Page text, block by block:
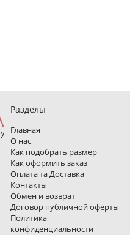
Разделы
Главная
О нас
Как подобрать размер
Как оформить заказ
Оплата та Доставка
Контакты
Обмен и возврат
Договор публичной оферты
Политика
конфиденциальности